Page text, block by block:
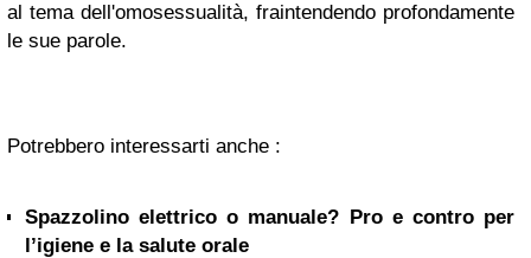
al tema dell'omosessualità, fraintendendo profondamente
le sue parole.
Potrebbero interessarti anche :
Spazzolino elettrico o manuale? Pro e contro per
l’igiene e la salute orale